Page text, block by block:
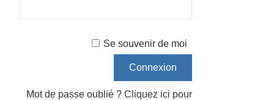
Se souvenir de moi
Mot de passe oublié ?Cliquez ici pour